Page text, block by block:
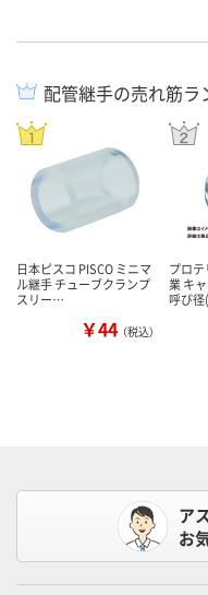
配管継手の売れ筋ラ
日本ピスコ PISCO ミニマ
ル継手 チューブクランプ
スリー…
￥44 （税込）
プロ
業 キ
呼び
ア
お